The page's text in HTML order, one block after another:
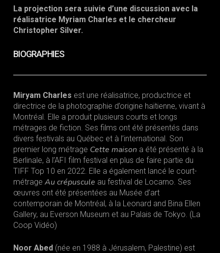
La projection sera suivie d’une discussion avec la
réalisatrice Myriam Charles et le chercheur
Christopher Silver.
BIOGRAPHIES
Miryam Charles est une réalisatrice, productrice et
directrice de la photographie d’origine haïtienne, vivant à
Montréal. Elle a produit plusieurs courts et longs
métrages de fiction. Ses films ont été présentés dans
divers festivals au Québec et à l’international. Son
premier long métrage Cette maison a été présenté à la
Berlinale, à l’AFI film festival en plus de faire partie du
TIFF Top 10 en 2022. Elle a également lancé le court-
métrageAu crépuscule au festival de Locarno. Ses
œuvres ont été présentées au Musée d’art
contemporain de Montréal, à la Leonard and Bina Ellen
Gallery, au Everson Museum et au Palais de Tokyo. (La
Coop Vidéo)
Noor Abed (née en 1988 à Jérusalem, Palestine) est